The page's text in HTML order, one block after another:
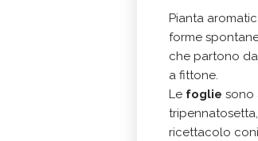
Pianta
forme
che partono
a fittone.
Le foglie sono
ricettacolo